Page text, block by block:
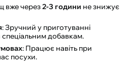
вже через2-3 години не знижує
: Зручний у приготуванні
добавкам.
: Працює навіть при
посухи.